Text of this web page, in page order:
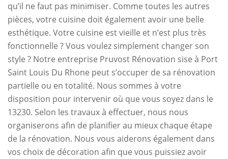
qu’il ne faut pas minimiser. Comme toutes les autres
pièces, votre cuisine doit également avoir une belle
esthétique. Votre cuisine est vieille et n’est plus très
fonctionnelle ? Vous voulez simplement changer son
style ? Notre entreprise Pruvost Rénovation sise à Port
Saint Louis Du Rhone peut s’occuper de sa rénovation
partielle ou en totalité. Nous sommes à votre
disposition pour intervenir où que vous soyez dans le
13230. Selon les travaux à effectuer, nous nous
organiserons afin de planifier au mieux chaque étape
de la rénovation. Nous vous aiderons également dans
vos choix de décoration afin que vous puissiez avoir